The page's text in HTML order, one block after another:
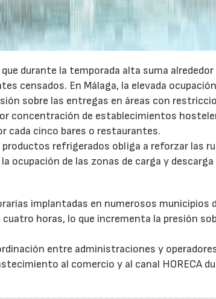
durante la temporada alta suma alrededor
censados. En Málaga, la elevada
sobre las entregas en áreas con
concentración de establecimientos
cada cinco bares o restaurantes.
productos refrigerados obliga a reforzar las
ocupación de las zonas de carga y descarga
implantadas en numerosos municipios
horas, lo que incrementa la presión
entre administraciones y
al comercio y al canal HORECA